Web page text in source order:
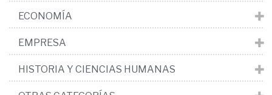
ECONOMÍA
EMPRESA
HISTORIA Y CIENCIAS HUMANAS